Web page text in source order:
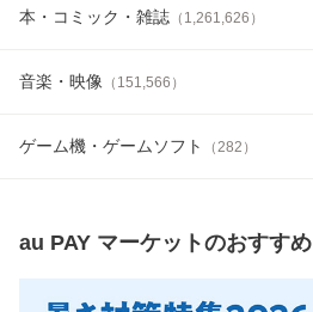
本・コミック・雑誌 （ 1,261,626 ）
音楽・映像 （ 151,566 ）
ゲーム機・ゲームソフト （282 ）
au PAY マーケットのおすすめ